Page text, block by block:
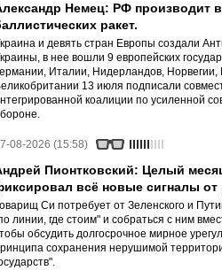
Немец: РФ производит
ракет.
и девять стран Европы создали
в нее вошли 9 европейских
Италии, Нидерландов,
13 июля подписали
коалиции по усиленной
08-2026 (15:58)
Пионтковский: Целый
всё новые сигналы от
Си потребует от Зеленского и
линии, где стоим" и собраться с ним
обсудить долгосрочное мирное
сохранения нерушимой